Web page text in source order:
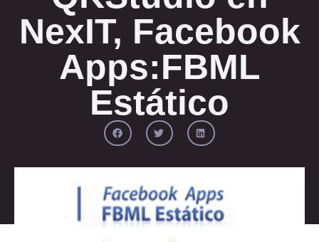
NexIT, Facebook
Apps:FBML
Estático